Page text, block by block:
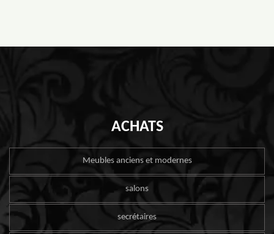
ACHATS
Meubles anciens et modernes
salons
secrétaires